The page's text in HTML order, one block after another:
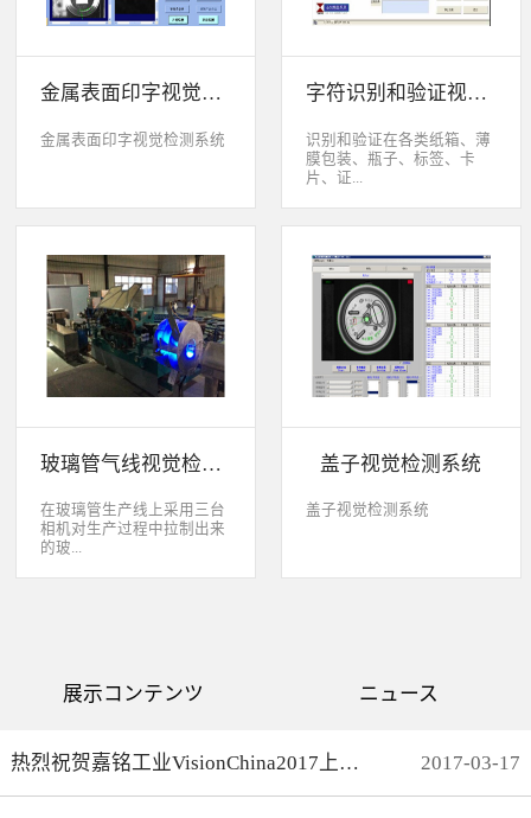
金属表面印字视觉检测系统
金属表面印字视觉检测系统
字符识别和验证视觉检测系统
识别和验证在各类纸箱、薄
膜包装、瓶子、标签、卡
片、证...
打印或热移印的数字、字
母、符号，检测喷码或打印
缺失、错喷、漏喷等缺陷。
采检测速度可达每秒20件产
品以上。该系统可广泛应用
于各种产品生产日期、批
号、产品代码打印品质检测
以及字符数字读取验证等。
玻璃管气线视觉检测系统
在玻璃管生产线上采用三台
相机对生产过程中拉制出来
的玻...
产速度最快是每分钟150
米。
盖子视觉检测系统
盖子视觉检测系统
展示コンテンツ ニュース
热烈祝贺嘉铭工业VisionChina2017上海光博会完满结束 2017-03-17